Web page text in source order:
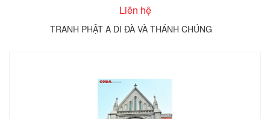
Liên hệ
TRANH PHẬT A DI ĐÀ VÀ THÁNH CHÚNG